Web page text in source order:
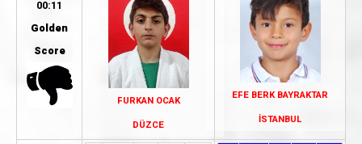
00:11
Golden
Score
FURKAN OCAK
DÜZCE
EFE BERK BAYRAKTAR
İSTANBUL